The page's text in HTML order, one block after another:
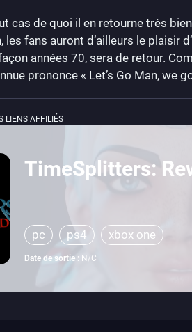
cas de quoi il en retourne très
les fans auront d’ailleurs le plaisir
années 70, sera de retour.
prononce « Let’s Go Man, we
LIENS AFFILIÉS
TimeSplitters:
pc ps4 xbox one
Date de sortie : N/C